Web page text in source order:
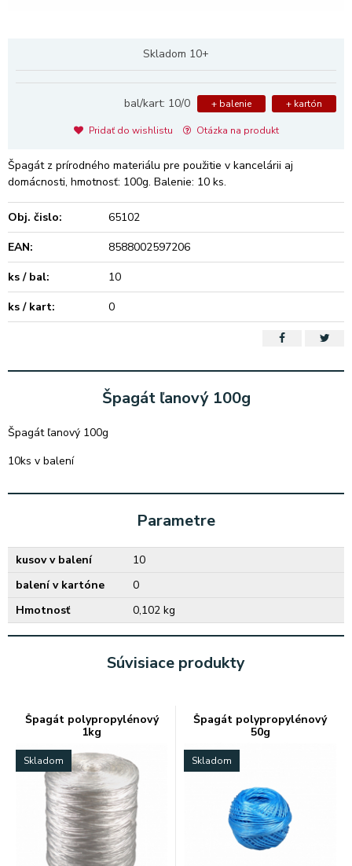
Skladom 10+
bal/kart: 10/0 + balenie + kartón
Pridať do wishlistu Otázka na produkt
Špagát z prírodného materiálu pre použitie v kancelárii aj
domácnosti, hmotnosť: 100g. Balenie: 10 ks.
Obj. čislo:
65102
EAN:
8588002597206
ks / bal:
10
ks / kart:
0
Špagát ľanový 100g
Špagát ľanový 100g
10ks v balení
Parametre
kusov v balení
10
balení v kartóne
0
Hmotnosť
0,102 kg
Súvisiace produkty
Špagát polypropylénový
1kg
Skladom
Špagát polypropylénový
50g
Skladom